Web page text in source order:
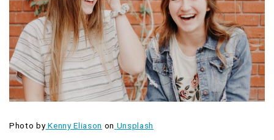
Photo by Kenny Eliason on Unsplash